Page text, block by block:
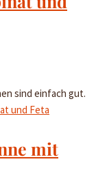
sind einfach gut.
und Feta
mit